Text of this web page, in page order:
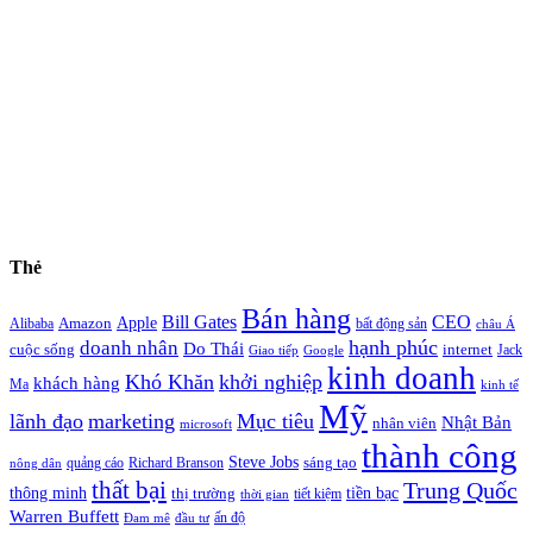
Thẻ
Alibaba Amazon Apple Bill Gates Bán hàng bất động sản CEO châu Á
cuộc sống doanh nhân Do Thái Giao tiếp Google hạnh phúc internet Jack
Ma khách hàng Khó Khăn khởi nghiệp kinh doanh kinh tế
lãnh đạo marketing microsoft Mục tiêu Mỹ nhân viên Nhật Bản
nông dân quảng cáo Richard Branson Steve Jobs sáng tạo thành công
thông minh thất bại thị trường thời gian tiết kiệm tiền bạc Trung Quốc
Warren Buffett Đam mê đầu tư ấn độ